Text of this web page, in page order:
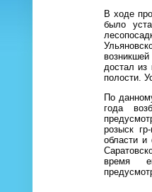
В ходе
было
достал из
полости.
По
года
розыск
области и
время